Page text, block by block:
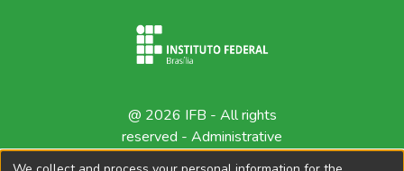
@ 2026 IFB - All rights
reserved - Administrative